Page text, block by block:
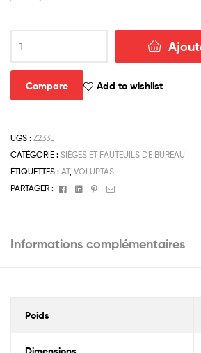
Compare Add to wishlist
UGS : Z233L
CATÉGORIE : SIÈGES ET FAUTEUILS DE BUREAU
ÉTIQUETTES : AT, VOLUPTAS
PARTAGER :
FacebookLinkedinPinterest
Email
Informations complémentaires
Poids